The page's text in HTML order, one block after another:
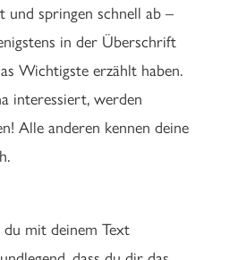
und springen schnell ab –
in der Überschrift
Wichtigste erzählt haben.
interessiert, werden
Alle anderen kennen deine
mit deinem Text